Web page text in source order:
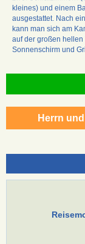
kleines) und einem
ausgestattet. Nach
kann man sich am
auf der großen hellen
Sonnenschirm und
Herrn